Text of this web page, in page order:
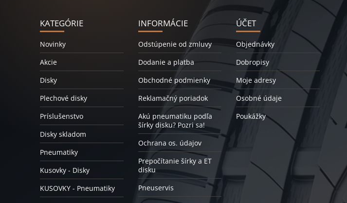
KATEGÓRIE
Novinky
Akcie
Disky
Plechové disky
Príslušenstvo
Disky skladom
Pneumatiky
Kusovky - Disky
KUSOVKY - Pneumatiky
INFORMÁCIE
Odstúpenie od zmluvy
Dodanie a platba
Obchodné podmienky
Reklamačný poriadok
Akú pneumatiku podľa
šírky disku? Pozri sa!
Ochrana os. údajov
Prepočítanie šírky a ET
disku
Pneuservis
ÚČET
Objednávky
Dobropisy
Moje adresy
Osobné údaje
Poukážky